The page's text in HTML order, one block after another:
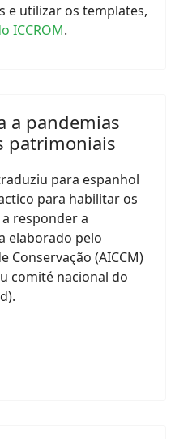
e utilizar os templates,
ICCROM.
a pandemias
patrimoniais
para espanhol
para habilitar os
responder a
elaborado pelo
Conservação (AICCM)
comité nacional do